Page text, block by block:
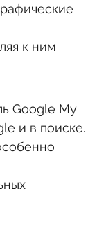
к ним
Google My
и в поиске.